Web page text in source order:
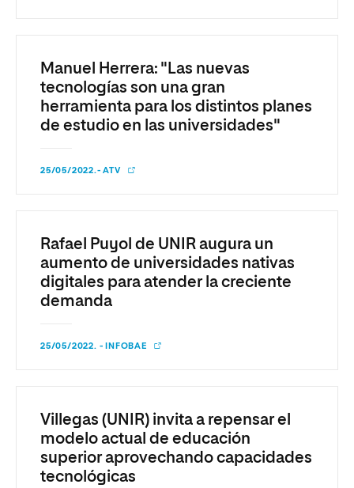
Manuel Herrera: "Las nuevas
tecnologías son una gran
herramienta para los distintos planes
de estudio en las universidades"
25/05/2022.- ATV
Rafael Puyol de UNIR augura un
aumento de universidades nativas
digitales para atender la creciente
demanda
25/05/2022. - INFOBAE
Villegas (UNIR) invita a repensar el
modelo actual de educación
superior aprovechando capacidades
tecnológicas